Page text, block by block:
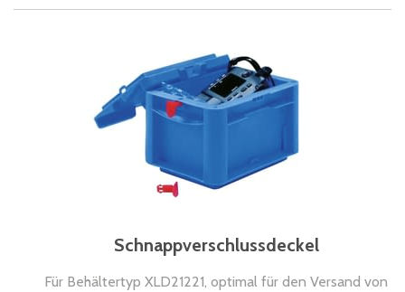
Schnappverschlussdeckel
Für Behältertyp XLD21221, optimal für den Versand von